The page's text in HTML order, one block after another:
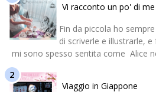
Vi racconto un po' di
Fin da piccola ho
di scriverle e illustrarle,
mi sono spesso sentita come Alice
Viaggio in Giappone